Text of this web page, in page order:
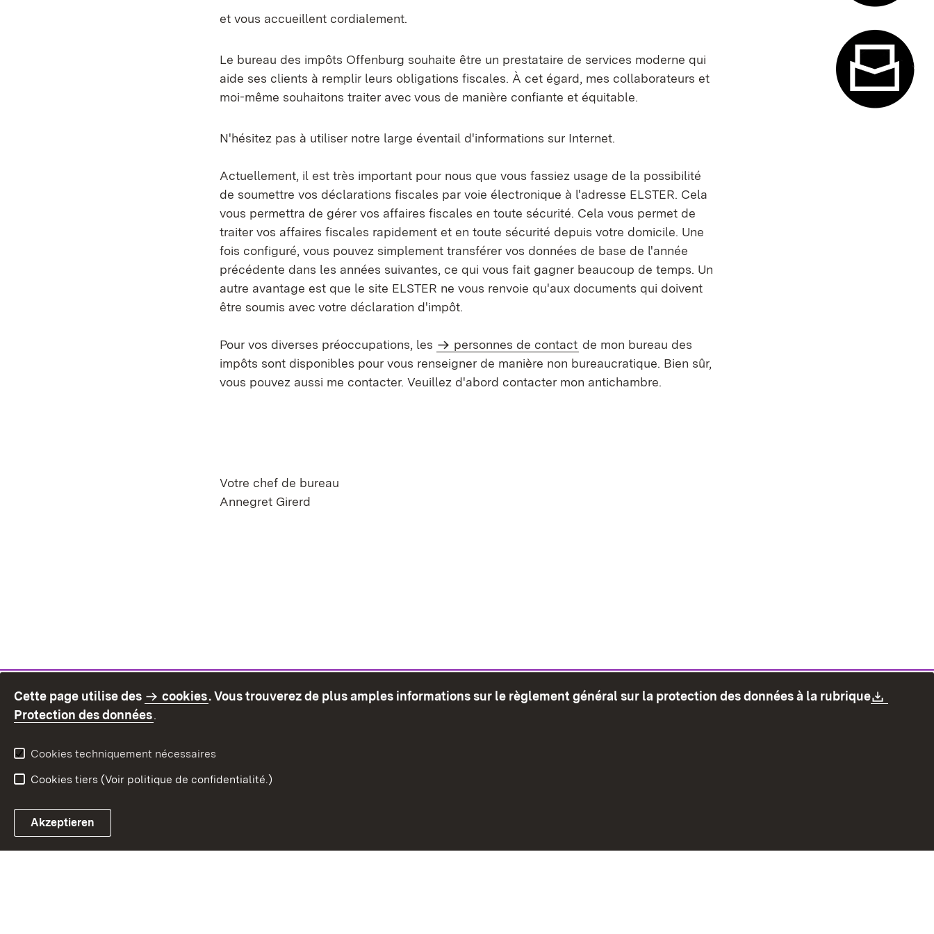
et vous accueillent cordialement.
Le bureau des impôts Offenburg souhaite être un prestataire de services moderne qui
aide ses clients à remplir leurs obligations fiscales. À cet égard, mes collaborateurs et
moi-même souhaitons traiter avec vous de manière confiante et équitable.
N'hésitez pas à utiliser notre large éventail d'informations sur Internet.
Actuellement, il est très important pour nous que vous fassiez usage de la possibilité
de soumettre vos déclarations fiscales par voie électronique à l'adresse ELSTER. Cela
vous permettra de gérer vos affaires fiscales en toute sécurité. Cela vous permet de
traiter vos affaires fiscales rapidement et en toute sécurité depuis votre domicile. Une
fois configuré, vous pouvez simplement transférer vos données de base de l'année
précédente dans les années suivantes, ce qui vous fait gagner beaucoup de temps. Un
autre avantage est que le site ELSTER ne vous renvoie qu'aux documents qui doivent
être soumis avec votre déclaration d'impôt.
Pour vos diverses préoccupations, les personnes de contact de mon bureau des
impôts sont disponibles pour vous renseigner de manière non bureaucratique. Bien sûr,
vous pouvez aussi me contacter. Veuillez d'abord contacter mon antichambre.
Votre chef de bureau
Annegret Girerd
Cette page utilise des cookies. Vous trouverez de plus amples informations sur le règlement général sur la protection des données à la rubrique
Protection des données.
Cookies techniquement nécessaires
Cookies tiers (Voir politique de confidentialité.)
Akzeptieren